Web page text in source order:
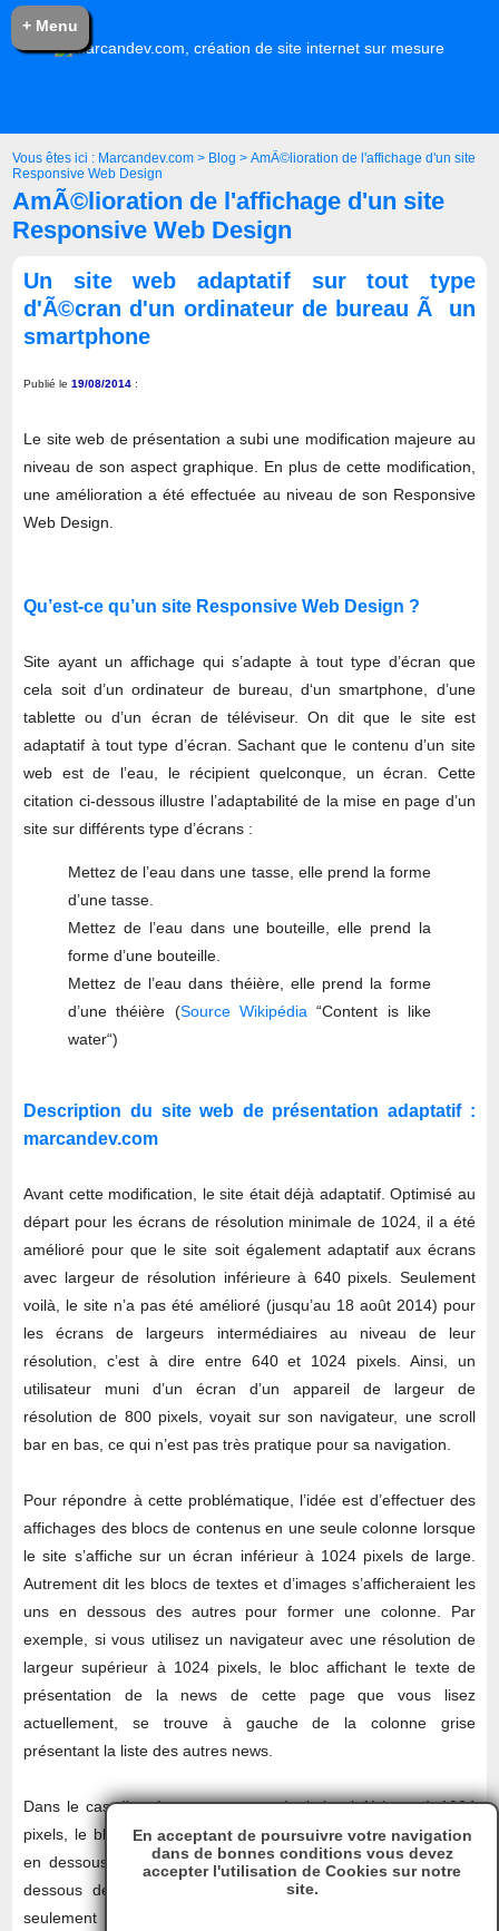
+ Menu
Vous êtes ici : Marcandev.com > Blog > AmÃ©lioration de l'affichage d'un site
Responsive Web Design
AmÃ©lioration de l'affichage d'un site
Responsive Web Design
Un site web adaptatif sur tout type
d'Ã©cran d'un ordinateur de bureau Ã un
smartphone
Publié le19/08/2014 :
Le site web de présentation a subi une modification majeure au
niveau de son aspect graphique. En plus de cette modification,
une amélioration a été effectuée au niveau de son Responsive
Web Design.
Qu’est-ce qu’un site Responsive Web Design ?
Site ayant un affichage qui s’adapte à tout type d’écran que
cela soit d’un ordinateur de bureau, d‘un smartphone, d’une
tablette ou d’un écran de téléviseur. On dit que le site est
adaptatif à tout type d’écran. Sachant que le contenu d’un site
web est de l’eau, le récipient quelconque, un écran. Cette
citation ci-dessous illustre l’adaptabilité de la mise en page d’un
site sur différents type d’écrans :
Mettez de l’eau dans une tasse, elle prend la forme
d’une tasse.
Mettez de l’eau dans une bouteille, elle prend la
forme d’une bouteille.
Mettez de l’eau dans théière, elle prend la forme
d’une théière (Source Wikipédia “Content is like
water“)
Description du site web de présentation adaptatif :
marcandev.com
Avant cette modification, le site était déjà adaptatif. Optimisé au
départ pour les écrans de résolution minimale de 1024, il a été
amélioré pour que le site soit également adaptatif aux écrans
avec largeur de résolution inférieure à 640 pixels. Seulement
voilà, le site n’a pas été amélioré (jusqu’au 18 août 2014) pour
les écrans de largeurs intermédiaires au niveau de leur
résolution, c’est à dire entre 640 et 1024 pixels. Ainsi, un
utilisateur muni d’un écran d’un appareil de largeur de
résolution de 800 pixels, voyait sur son navigateur, une scroll
bar en bas, ce qui n’est pas très pratique pour sa navigation.
Pour répondre à cette problématique, l’idée est d’effectuer des
affichages des blocs de contenus en une seule colonne lorsque
le site s’affiche sur un écran inférieur à 1024 pixels de large.
Autrement dit les blocs de textes et d’images s’afficheraient les
uns en dessous des autres pour former une colonne. Par
exemple, si vous utilisez un navigateur avec une résolution de
largeur supérieur à 1024 pixels, le bloc affichant le texte de
présentation de la news de cette page que vous lisez
actuellement, se trouve à gauche de la colonne grise
présentant la liste des autres news.
Dans le cas d’un écran avec une résolution inférieure à 1024
pixels, le bloc gris contenant la liste des autres news s’affiche
en dessous du bloc de texte du billet (détail de la news). En
dessous de la largeur de 1024px, les blocs de textes non
seulement sont alignés les uns en dessous des autres mais
En acceptant de poursuivre votre navigation
dans de bonnes conditions vous devez
accepter l'utilisation de Cookies sur notre
site.